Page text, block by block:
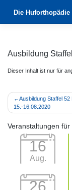
Die Huforthopädie
Ausbildung
Dieser Inhalt ist nur für
Ausbildung Staffel 52
15.-16.08.2020
Veranstaltungen für
16
Aug.
26